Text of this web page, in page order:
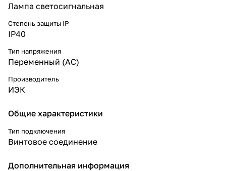
Лампа светосигнальная
Степень защиты IP
IP40
Тип напряжения
Переменный (AC)
Производитель
ИЭК
Общие характеристики
Тип подключения
Винтовое соединение
Дополнительная информация